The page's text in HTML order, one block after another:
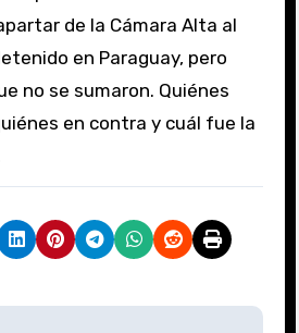
de la Cámara Alta al
en Paraguay, pero
no se sumaron. Quiénes
en contra y cuál fue la